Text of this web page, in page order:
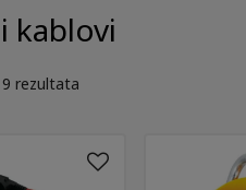
kablovi
9 rezultata